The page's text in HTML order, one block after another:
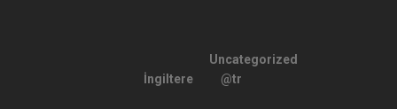
İngiltere
Uncategorized
@tr